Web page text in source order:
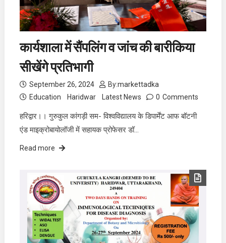
कार्यशाला में सैंपलिंग व जांच की बारीकिया
सीखेंगे प्रतिभागी
September 26, 2024 By:markettadka
Education
Haridwar Latest News 0 Comments
हरिद्वार।। गुरुकुल कांगड़ी सम- विश्वविद्यालय के डिपार्मेंट आफ बॉटनी
एंड माइक्रोबायोलॉजी में सहायक प्रोफेसर डॉ…
Read more